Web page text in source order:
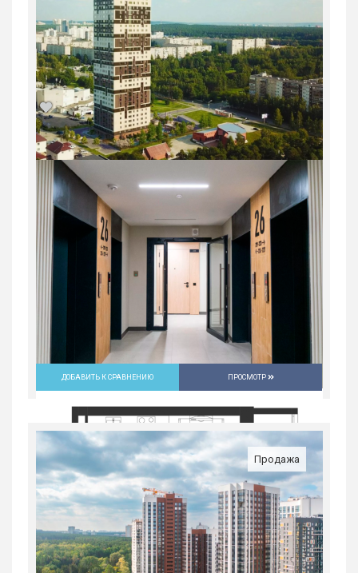
2-комн. квартира в Юго-Западном мкр
в ЖК...
Россия, Свердловская область,
Екатеринбург
9 648 900
ДОБАВИТЬ К СРАВНЕНИЮ ПРОСМОТР
Продажа